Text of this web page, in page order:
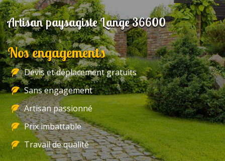
Artisan paysagiste Lange 36600
Nos engagements
Devis et déplacement gratuits
Sans engagement
Artisan passionné
Prix imbattable
Travail de qualité